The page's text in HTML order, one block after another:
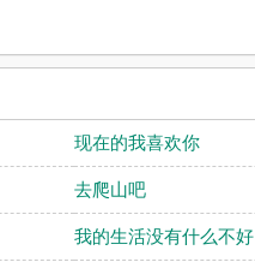
现在的我喜欢你
去爬山吧
我的生活没有什么不好